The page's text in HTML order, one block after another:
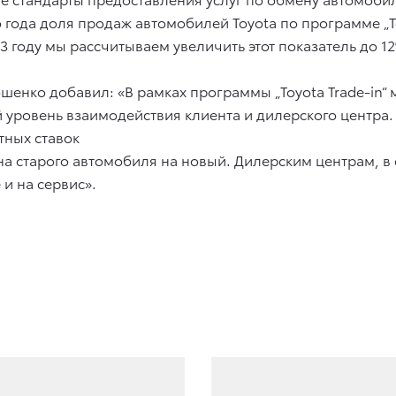
доля продаж автомобилей Toyota по программе
мы рассчитываем увеличить этот показатель до
добавил: «В рамках программы „Toyota Trade-
взаимодействия клиента и дилерского
ставок
старого автомобиля на новый. Дилерским центрам,
на сервис».